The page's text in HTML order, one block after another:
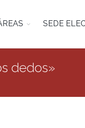
SEDE
dedos»